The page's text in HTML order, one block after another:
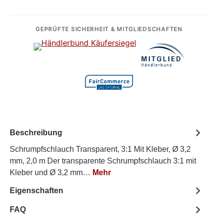
GEPRÜFTE SICHERHEIT & MITGLIEDSCHAFTEN
Beschreibung
Schrumpfschlauch Transparent, 3:1 Mit Kleber, Ø 3,2
mm, 2,0 m Der transparente Schrumpfschlauch 3:1 mit
Kleber und Ø 3,2 mm… Mehr
Eigenschaften
FAQ